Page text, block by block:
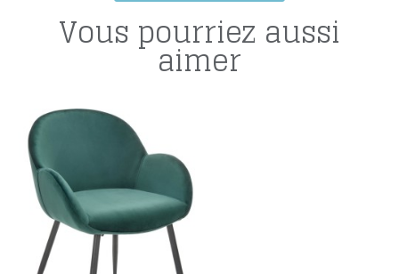
Vous pourriez aussi
aimer